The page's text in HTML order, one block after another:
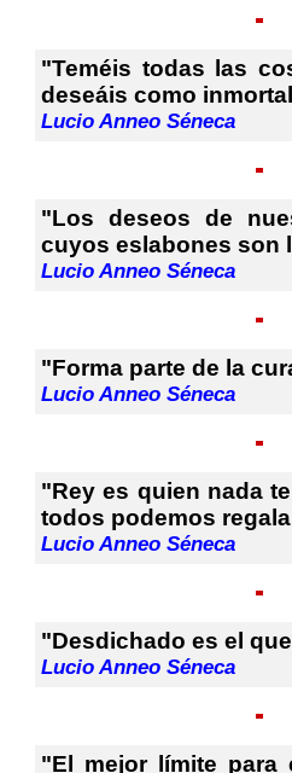
"Teméis todas las
deseáis como
Lucio Anneo Séneca
"Los deseos de
cuyos eslabones son
Lucio Anneo Séneca
"Forma parte de la
Lucio Anneo Séneca
"Rey es quien nada
todos podemos
Lucio Anneo Séneca
"Desdichado es el
Lucio Anneo Séneca
"El mejor límite